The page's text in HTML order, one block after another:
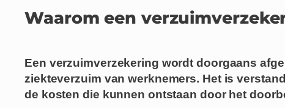
Waarom een
Een verzuimverzekering wordt doorgaans
ziekteverzuim van werk­nemers. Het is
de kosten die kunnen ontstaan door het